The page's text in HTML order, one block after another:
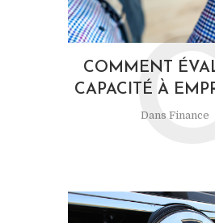
COMMENT
CAPACITÉ À
Dans Finance